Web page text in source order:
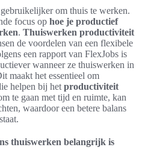
om thuis te werken.
focus op hoe je productief
. Thuiswerken productiviteit
de voordelen van een flexibele
een rapport van FlexJobs is
wanneer ze thuiswerken in
maakt het essentieel om
helpen bij het productiviteit
te gaan met tijd en ruimte, kan
waardoor een betere balans
thuiswerken belangrijk is